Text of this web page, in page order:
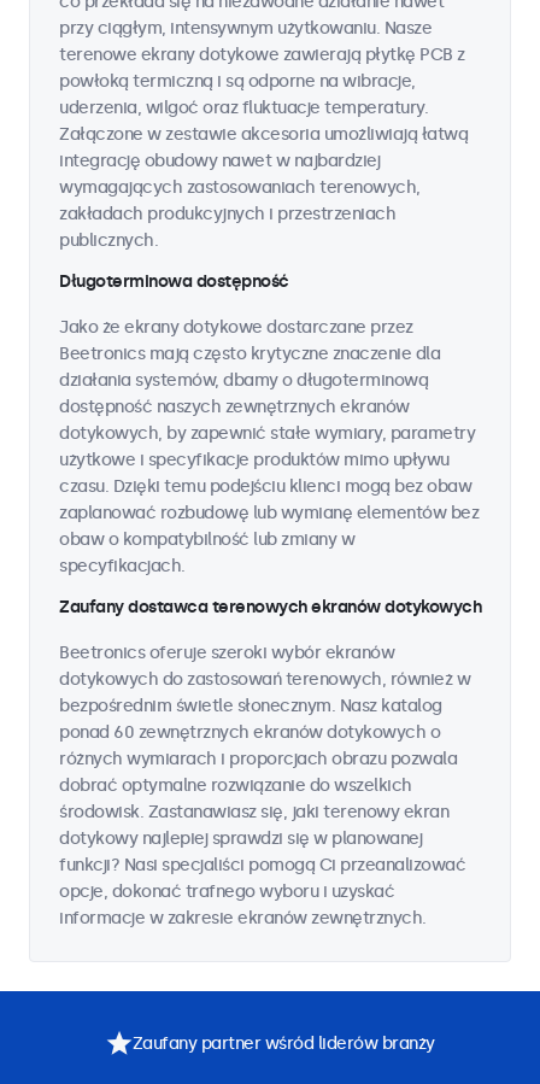
przy ciągłym, intensywnym użytkowaniu. Nasze
terenowe ekrany dotykowe zawierają płytkę PCB z
powłoką termiczną i są odporne na wibracje,
uderzenia, wilgoć oraz fluktuacje temperatury.
Załączone w zestawie akcesoria umożliwiają łatwą
integrację obudowy nawet w najbardziej
wymagających zastosowaniach terenowych,
zakładach produkcyjnych i przestrzeniach
publicznych.
Długoterminowa dostępność
Jako że ekrany dotykowe dostarczane przez
Beetronics mają często krytyczne znaczenie dla
działania systemów, dbamy o długoterminową
dostępność naszych zewnętrznych ekranów
dotykowych, by zapewnić stałe wymiary, parametry
użytkowe i specyfikacje produktów mimo upływu
czasu. Dzięki temu podejściu klienci mogą bez obaw
zaplanować rozbudowę lub wymianę elementów bez
obaw o kompatybilność lub zmiany w
specyfikacjach.
Zaufany dostawca terenowych ekranów dotykowych
Beetronics oferuje szeroki wybór ekranów
dotykowych do zastosowań terenowych, również w
bezpośrednim świetle słonecznym. Nasz katalog
ponad 60 zewnętrznych ekranów dotykowych o
różnych wymiarach i proporcjach obrazu pozwala
dobrać optymalne rozwiązanie do wszelkich
środowisk. Zastanawiasz się, jaki terenowy ekran
dotykowy najlepiej sprawdzi się w planowanej
funkcji? Nasi specjaliści pomogą Ci przeanalizować
opcje, dokonać trafnego wyboru i uzyskać
informacje w zakresie ekranów zewnętrznych.
Zaufany partner wśród liderów branży